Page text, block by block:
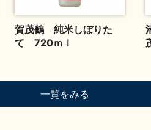
賀茂鶴 純米しぼりた
て 720ｍｌ
一覧をみる